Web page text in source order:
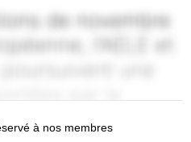
à nos membres